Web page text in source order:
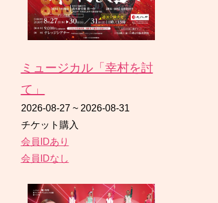
ミュージカル「幸村を討
て」
2026-08-27 ~ 2026-08-31
チケット購入
会員IDあり
会員IDなし